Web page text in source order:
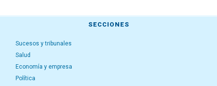
SECCIONES
Sucesos y tribunales
Salud
Economía y empresa
Política